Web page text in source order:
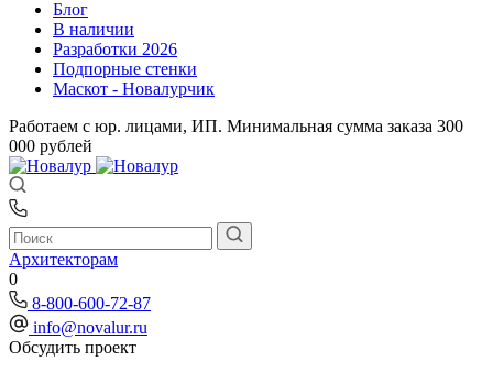
Блог
В наличии
Разработки 2026
Подпорные стенки
Маскот - Новалурчик
Работаем с юр. лицами, ИП. Минимальная сумма заказа 300
000 рублей
Архитекторам
0
8-800-600-72-87
info@novalur.ru
Обсудить проект